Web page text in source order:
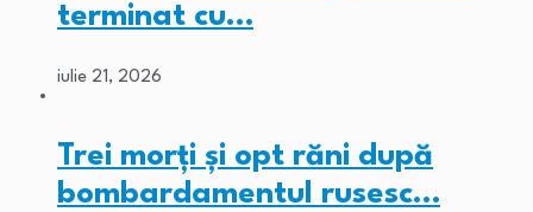
terminat cu…
iulie 21, 2026
Trei morți și opt răni după
bombardamentul rusesc…